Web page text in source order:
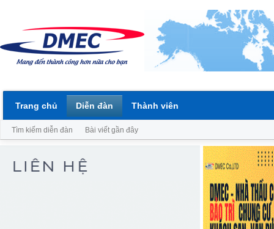
Trang chủ Diễn đàn
Tìm kiếm diễn đàn Bài viết gần đây
Thành viên